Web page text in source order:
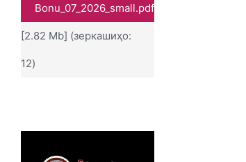
Bonu_07_2026_small.pdf
[2.82 Mb] (зеркашиҳо:
12)